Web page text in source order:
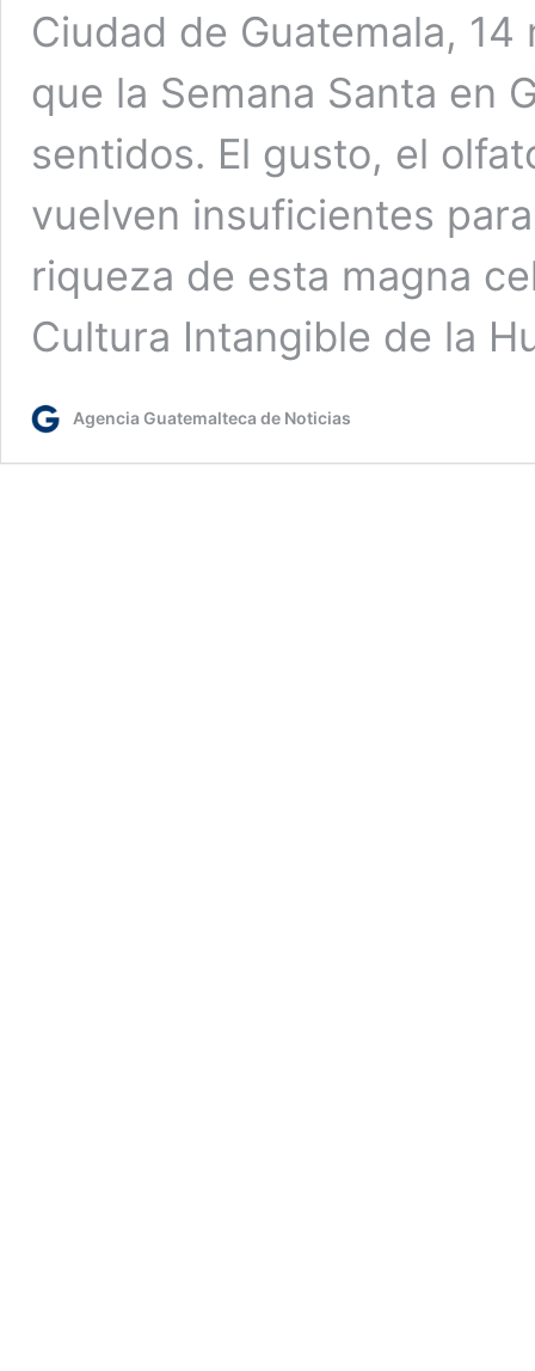
Ciudad de Guatemala,
que la Semana Santa en
sentidos. El gusto, el
vuelven insuficientes
riqueza de esta magna
Cultura Intangible de la
Agencia Guatemalteca de Noticias